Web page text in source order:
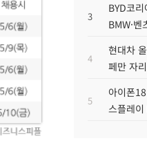
3
BYD코
BMW·
4
현대차
페만 자
5
아이폰
스플레